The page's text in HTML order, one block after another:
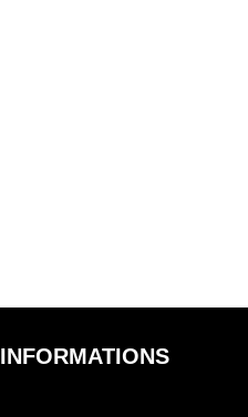
INFORMATIONS